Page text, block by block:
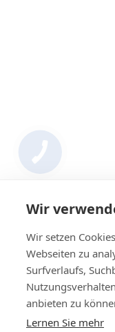
Wir
Wir setzen
Webseiten zu
Surfverlaufs,
anbieten zu
Lernen Sie mehr